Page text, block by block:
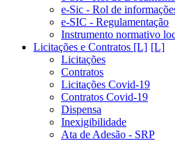
e-Sic - Rol de
e-SIC - Regulamentação
Instrumento normativo
Licitações e Contratos [L]
Licitações
Contratos
Licitações Covid-19
Contratos Covid-19
Dispensa
Inexigibilidade
Ata de Adesão - SRP